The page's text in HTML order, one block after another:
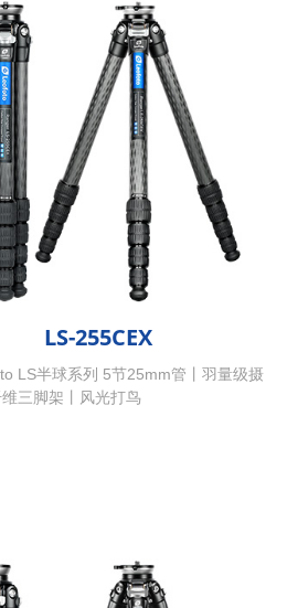
LS-255CEX
LS半球系列 5节25mm管丨羽量级摄
三脚架丨风光打鸟